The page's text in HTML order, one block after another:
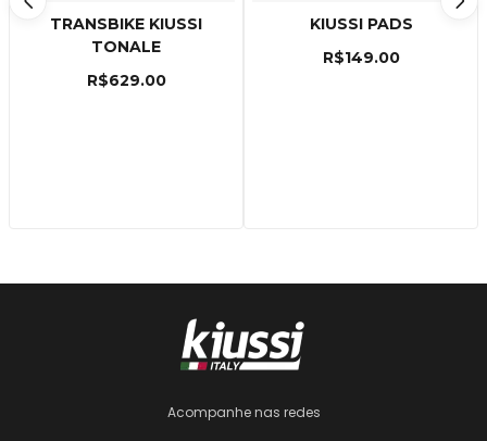
TRANSBIKE KIUSSI
TONALE
R$629.00
KIUSSI PADS
R$149.00
Acompanhe nas redes